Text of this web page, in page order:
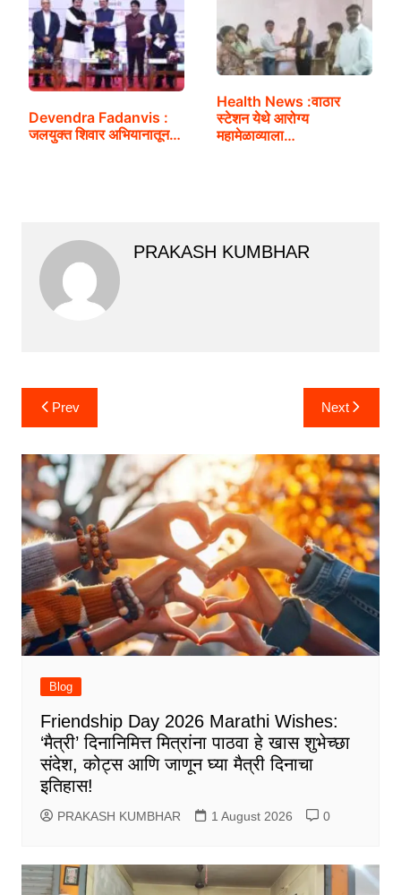
Devendra Fadanvis :
जलयुक्त शिवार अभियानातून…
Health News :वाठार
स्टेशन येथे आरोग्य
महामेळाव्याला…
PRAKASH KUMBHAR
Post
navigation
Prev Next
Blog
Friendship Day 2026 Marathi Wishes:
‘मैत्री’ दिनानिमित्त मित्रांना पाठवा हे खास शुभेच्छा
संदेश, कोट्स आणि जाणून घ्या मैत्री दिनाचा
इतिहास!
PRAKASH KUMBHAR 1 August 2026 0